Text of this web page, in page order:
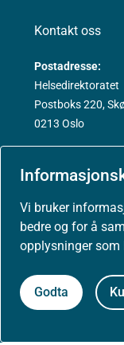
Vi bruker
bedre og for å
opplysninger som
Godta
Kontakt oss
Postadresse:
Helsedirektoratet
Postboks 220,
0213 Oslo
Aktuelt
Arrangementer